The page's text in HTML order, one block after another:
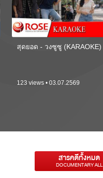
สุดยอด - วงซูซู (KARAOKE)
123 views • 03.07.2569
สารคดีทั้งหมด
DOCUMENTARY ALL